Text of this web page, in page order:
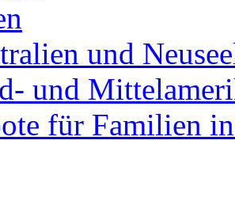
und
und
für Familien